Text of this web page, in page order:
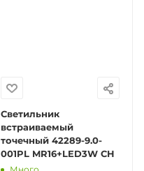
Светильник
встраиваемый
точечный 42289-9.0-
001PL MR16+LED3W CH